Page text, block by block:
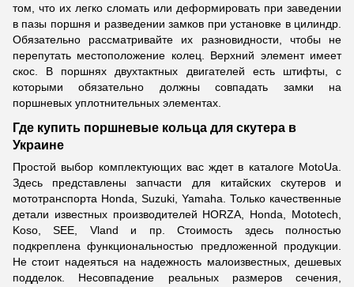
том, что их легко сломать или деформировать при заведении
в пазы поршня и разведении замков при установке в цилиндр.
Обязательно рассматривайте их разновидности, чтобы не
перепутать местоположение колец. Верхний элемент имеет
скос. В поршнях двухтактных двигателей есть штифты, с
которыми обязательно должны совпадать замки на
поршневых уплотнительных элементах.
Где купить поршневые кольца для скутера в
Украине
Простой выбор комплектующих вас ждет в каталоге MotoUa.
Здесь представлены запчасти для китайских скутеров и
мототранспорта Honda, Suzuki, Yamaha. Только качественные
детали известных производителей HORZA, Honda, Mototech,
Koso, SEE, Vland и пр. Стоимость здесь полностью
подкреплена функциональностью предложенной продукции.
Не стоит надеяться на надежность малоизвестных, дешевых
подделок. Несовпадение реальных размеров сечения,